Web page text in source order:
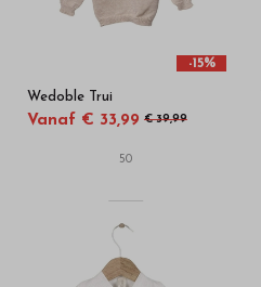
-15%
Wedoble Trui
Vanaf € 33,99 € 39,99
50